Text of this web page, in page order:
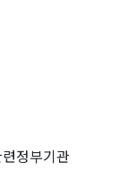
정부기관